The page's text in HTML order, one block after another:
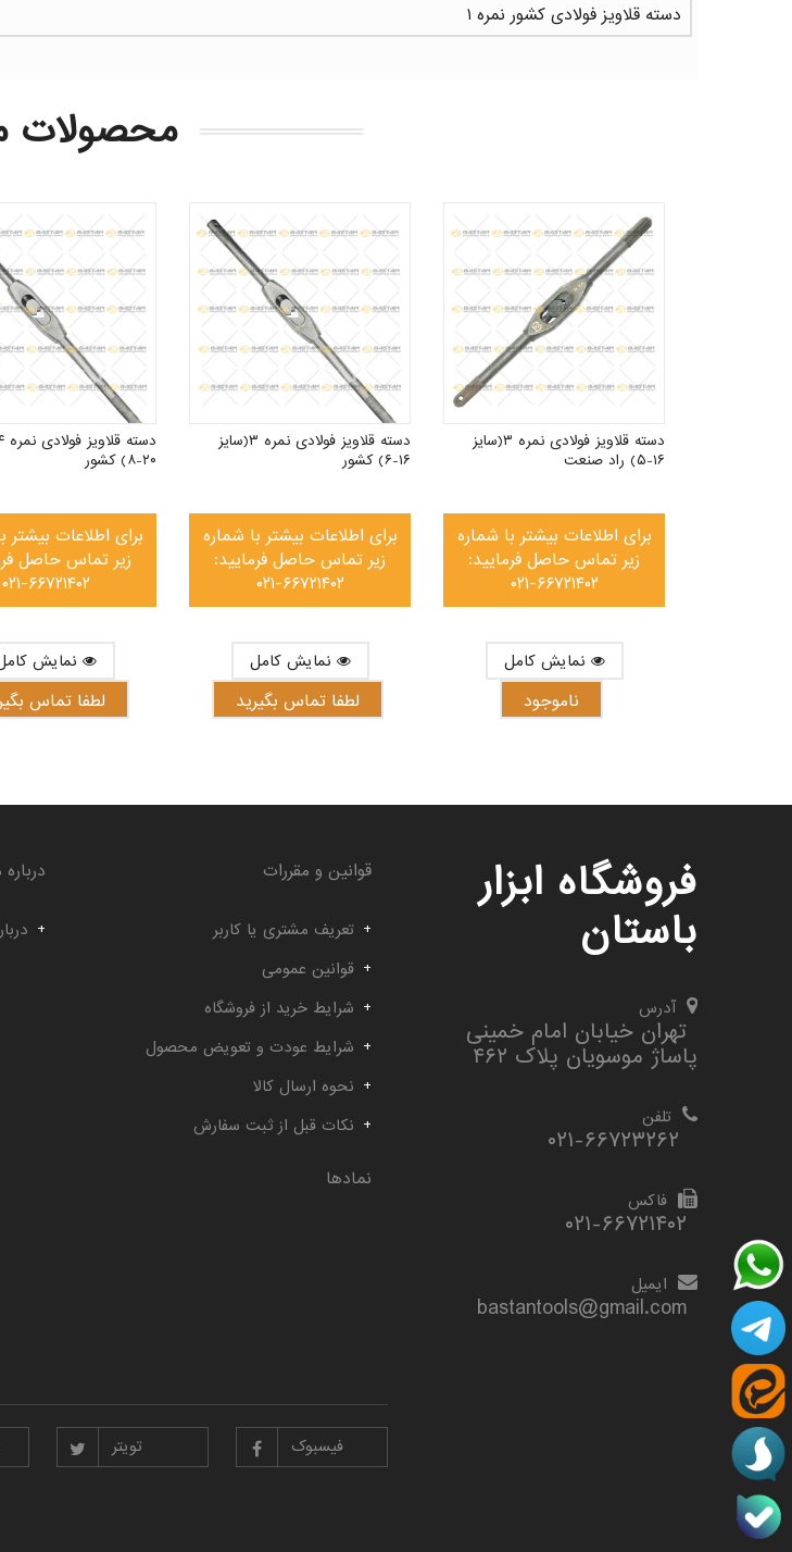
دسته قلاویز فولادی کشور نمره ۱
محصولات
۲۰-۸) کشور
برای اطلاعات بیشتر
زیر تماس حاصل
۰۲۱-۶۶۷۲۱۴۰۲
لطفا تماس
دسته قلاویز فولادی نمره ۳(سایز
۱۶-۶) کشور
برای اطلاعات بیشتر با شماره
زیر تماس حاصل فرمایید:
۰۲۱-۶۶۷۲۱۴۰۲
لطفا تماس بگیرید
دسته قلاویز فولادی نمره ۳(سایز
۱۶-۵) راد صنعت
برای اطلاعات بیشتر با شماره
زیر تماس حاصل فرمایید:
۰۲۱-۶۶۷۲۱۴۰۲
ناموجود
فروشگاه ابزار
باستان
آدرس
تهران خیابان امام خمینی
پاساژ موسویان پلاک ۴۶۲
تلفن
فاکس
۰۲۱-۶۶۷۲۱۴۰۲
ایمیل
bastantools@gmail.com
قوانین و مقررات
تعریف مشتری یا کاربر
قوانین عمومی
شرایط خرید از فروشگاه
شرایط عودت و تعویض محصول
نحوه ارسال کالا
نکات قبل از ثبت سفارش
درباره
نمادها
فیسبوک تویتر